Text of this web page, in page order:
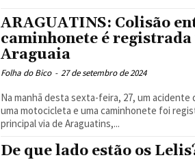
ARAGUATINS: Colisão
caminhonete é registrada
Araguaia
Folha do Bico - 27 de setembro de 2024
Na manhã desta sexta-feira, 27, um
uma motocicleta e uma caminhonete foi
principal via de Araguatins,...
De que lado estão os